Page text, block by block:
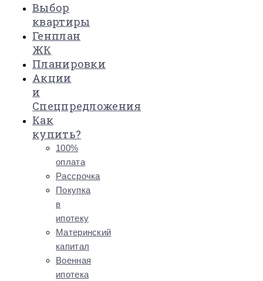
Выбор
квартиры
Генплан
ЖК
Планировки
Акции
и
Спецпредложения
Как
купить?
100%
оплата
Рассрочка
Покупка
в
ипотеку
Материнский
капитал
Военная
ипотека